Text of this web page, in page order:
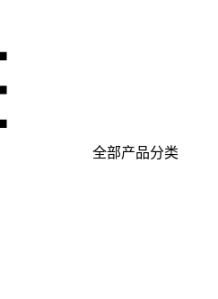
全部产品分类